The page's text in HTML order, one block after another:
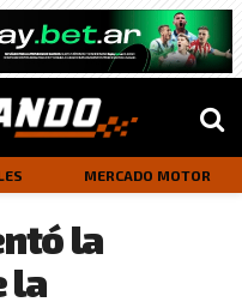
MERCADO MOTOR
la
la